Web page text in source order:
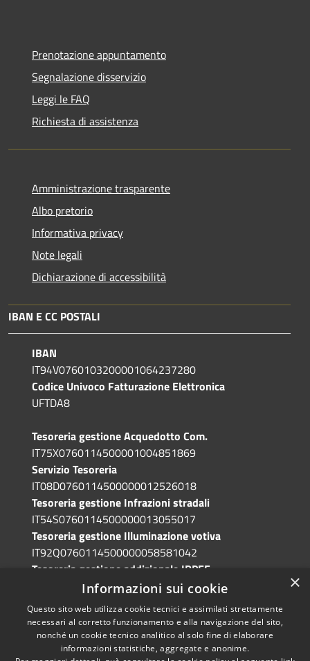
Prenotazione appuntamento
Segnalazione disservizio
Leggi le FAQ
Richiesta di assistenza
Amministrazione trasparente
Albo pretorio
Informativa privacy
Note legali
Dichiarazione di accessibilità
IBAN E CC POSTALI
IBAN
IT94V0760103200001064237280
Codice Univoco Fatturazione Elettronica
UFTDA8
Tesoreria gestione Acquedotto Com.
IT75X0760114500001004851869
Servizio Tesoreria
IT08D0760114500000012526018
Tesoreria gestione Infrazioni stradali
IT54S0760114500000013055017
Tesoreria gestione Illuminazione votiva
IT92Q0760114500000058581042
Tesoreria gestione addizionale IRPEF
IT71A0760114500000086341765
Copyright © 2026 • Comune di
×
Informazioni sui cookie
Questo sito web utilizza cookie tecnici e assimilati strettamente
necessari al corretto funzionamento e alla navigazione del sito,
nonché un cookie tecnico analitico al solo fine di elaborare
informazioni statistiche, aggregate e anonime.